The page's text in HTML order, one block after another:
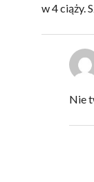
w 4 ciąży.
Nie